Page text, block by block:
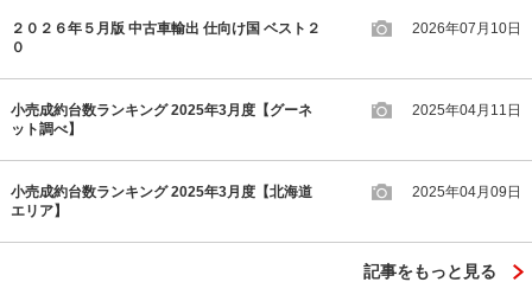
２０２６年５月版 中古車輸出 仕向け国 ベスト２
０
2026年07月10日
小売成約台数ランキング 2025年3月度【グーネ
ット調べ】
2025年04月11日
小売成約台数ランキング 2025年3月度【北海道
エリア】
2025年04月09日
記事をもっと見る